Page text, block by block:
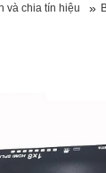
và chia tín hiệu »